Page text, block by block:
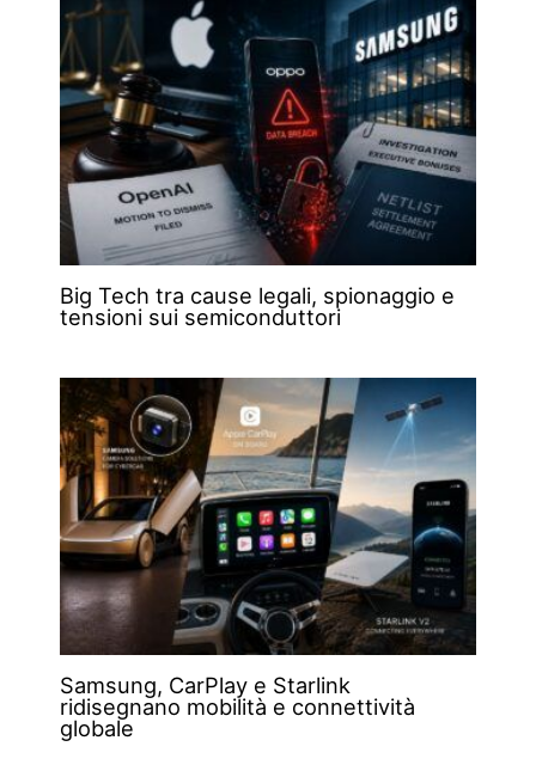
Big Tech tra cause legali, spionaggio e
tensioni sui semiconduttori
Samsung, CarPlay e Starlink
ridisegnano mobilità e connettività
globale